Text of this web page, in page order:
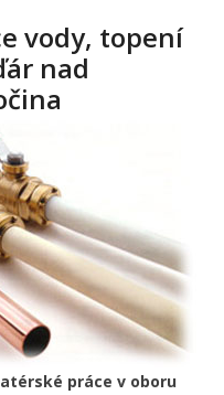
vody, topení
nad
práce v oboru